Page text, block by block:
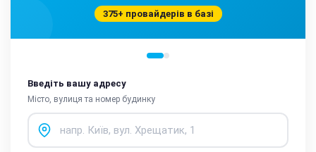
375+ провайдерів в базі
Введіть вашу адресу
Місто, вулиця та номер будинку